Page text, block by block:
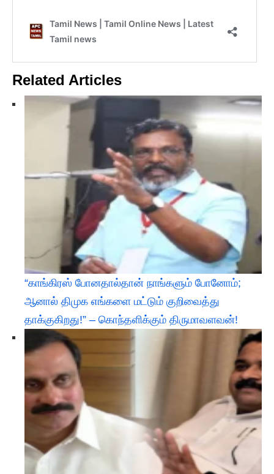
Related Articles
“காங்கிரஸ் போனதால்தான் நாங்களும் போனோம்;
ஆனால் திமுக எங்களை மட்டும் குறிவைத்து
தாக்குகிறது!” – கொந்தளிக்கும் திருமாவளவன்!